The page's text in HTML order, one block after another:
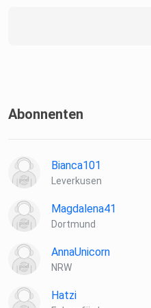
Abonnenten
Bianca101
Leverkusen
Magdalena41
Dortmund
AnnaUnicorn
NRW
Hatzi